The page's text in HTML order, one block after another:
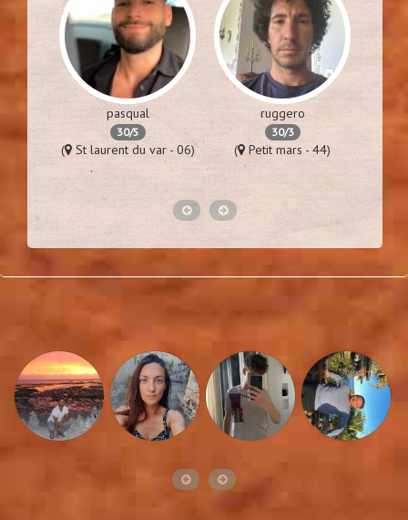
pasqual
30/5
( St laurent du var - 06)
ruggero
30/3
( Petit mars - 44)